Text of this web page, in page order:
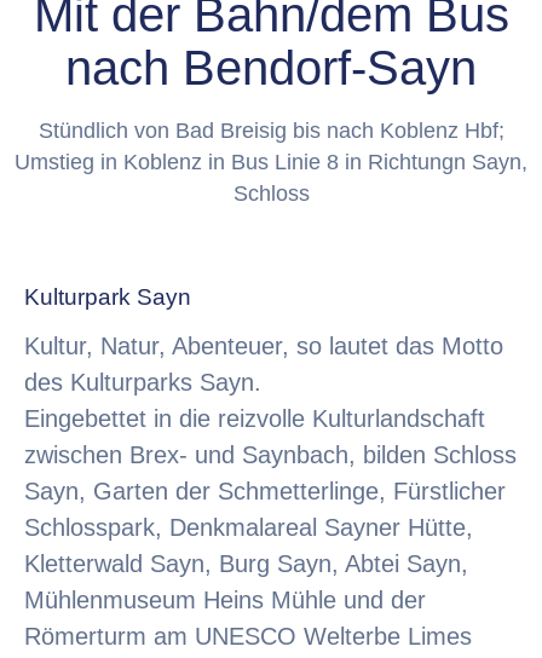
Mit der Bahn/dem Bus
nach Bendorf-Sayn
Stündlich von Bad Breisig bis nach Koblenz Hbf;
Umstieg in Koblenz in Bus Linie 8 in Richtungn Sayn,
Schloss
Kulturpark Sayn
Kultur, Natur, Abenteuer, so lautet das Motto
des Kulturparks Sayn.
Eingebettet in die reizvolle Kulturlandschaft
zwischen Brex- und Saynbach, bilden Schloss
Sayn, Garten der Schmetterlinge, Fürstlicher
Schlosspark, Denkmalareal Sayner Hütte,
Kletterwald Sayn, Burg Sayn, Abtei Sayn,
Mühlenmuseum Heins Mühle und der
Römerturm am UNESCO Welterbe Limes